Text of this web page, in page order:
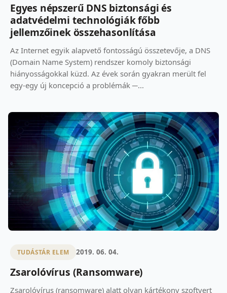
Egyes népszerű DNS biztonsági és
adatvédelmi technológiák főbb
jellemzőinek összehasonlítása
Az Internet egyik alapvető fontosságú összetevője, a DNS
(Domain Name System) rendszer komoly biztonsági
hiányosságokkal küzd. Az évek során gyakran merült fel
egy-egy új koncepció a problémák ─...
TUDÁSTÁR ELEM 2019. 06. 04.
Zsarolóvírus (Ransomware)
Zsarolóvírus (ransomware) alatt olyan kártékony szoftvert